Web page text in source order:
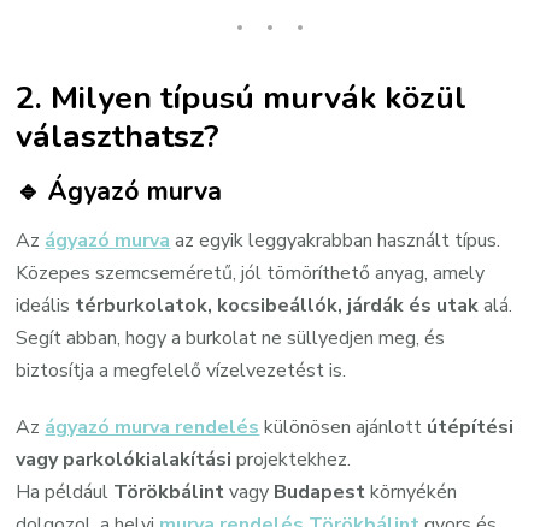
2. Milyen típusú murvák közül
választhatsz?
🔹Ágyazó murva
Az ágyazó murva az egyik leggyakrabban használt típus.
Közepes szemcseméretű, jól tömöríthető anyag, amely
ideális térburkolatok, kocsibeállók, járdák és utakalá.
Segít abban, hogy a burkolat ne süllyedjen meg, és
biztosítja a megfelelő vízelvezetést is.
Az ágyazó murva rendelés különösen ajánlott útépítési
vagy parkolókialakítási projektekhez.
Ha például Törökbálintvagy Budapestkörnyékén